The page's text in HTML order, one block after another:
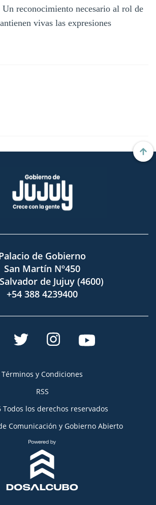
reconocimiento necesario al rol de
vivas las expresiones
de Gobierno
San Martín Nº450
de Jujuy (4600)
+54 388 4239400
Términos y Condiciones
RSS
los derechos reservados
Comunicación y Gobierno Abierto